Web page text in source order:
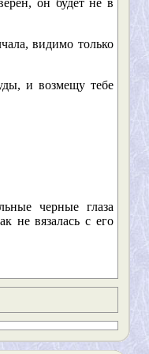
видимо только
и возмещу тебе
черные глаза
не вязалась с его